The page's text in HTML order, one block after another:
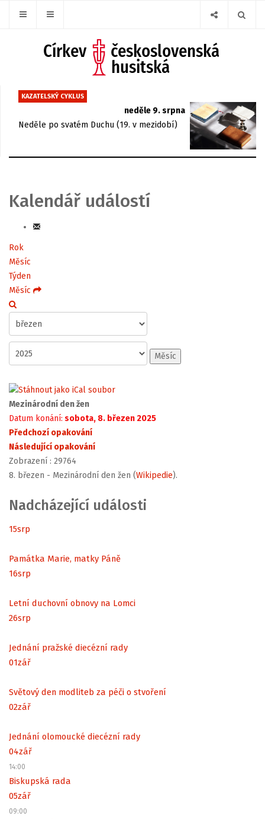
KAZATELSKÝ CYKLUS
neděle 9. srpna
Neděle po svatém Duchu (19. v mezidobí)
Kalendář událostí
Rok
Měsíc
Týden
Měsíc
Měsíc
Mezinárodní den žen
Datum konání: sobota, 8. březen 2025
Předchozí opakování
Následující opakování
Zobrazení : 29764
8. březen - Mezinárodní den žen (Wikipedie).
Nadcházející události
15srp
Památka Marie, matky Páně
16srp
Letní duchovní obnovy na Lomci
26srp
Jednání pražské diecézní rady
01zář
Světový den modliteb za péči o stvoření
02zář
Jednání olomoucké diecézní rady
04zář
14:00
Biskupská rada
05zář
09:00